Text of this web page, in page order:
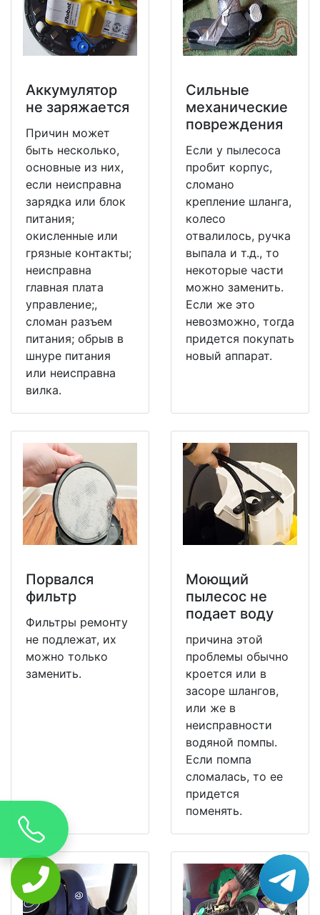
Аккумулятор
не заряжается
Причин может
быть несколько,
основные из них,
если неисправна
зарядка или блок
питания;
окисленные или
грязные контакты;
неисправна
главная плата
управление;,
сломан разъем
питания; обрыв в
шнуре питания
или неисправна
вилка.
Сильные
механические
повреждения
Если у пылесоса
пробит корпус,
сломано
крепление шланга,
колесо
отвалилось, ручка
выпала и т.д., то
некоторые части
можно заменить.
Если же это
невозможно, тогда
придется покупать
новый аппарат.
Порвался
фильтр
Фильтры ремонту
не подлежат, их
можно только
заменить.
Моющий
пылесос не
подает воду
причина этой
проблемы обычно
кроется или в
засоре шлангов,
или же в
неисправности
водяной помпы.
Если помпа
сломалась, то ее
придется
поменять.